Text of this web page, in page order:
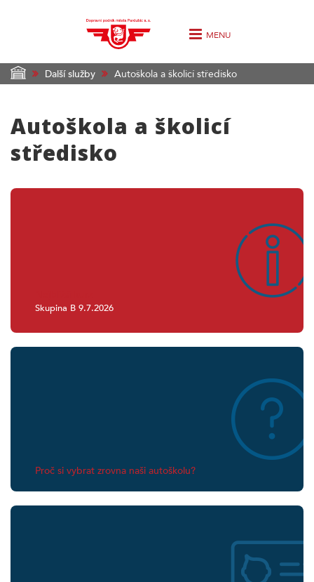
MENU
Další služby Autoškola a školicí středisko
Autoškola a školicí
středisko
Skupina B 9.7.2026
Proč si vybrat zrovna naši autoškolu?